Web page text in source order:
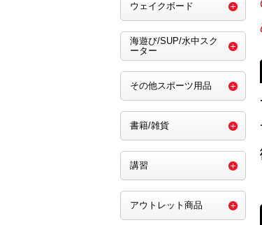
ウェイクボード
海遊び/SUP/水中スク
ーター
その他スポーツ用品
書籍/雑貨
講習
アウトレット商品